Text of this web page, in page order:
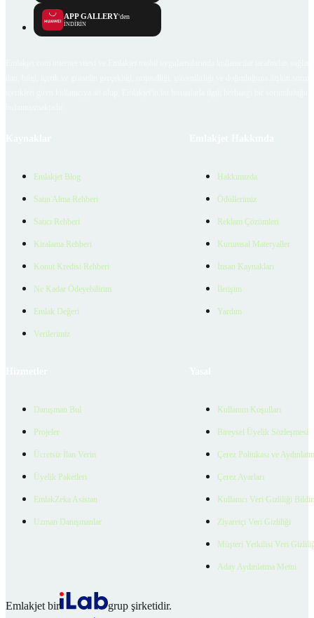
APP GALLERY'den
İNDİRİN
Emlakjet Blog
Satın Alma Rehberi
Satıcı Rehberi
Kiralama Rehberi
Konut Kredisi Rehberi
Ne Kadar Ödeyebilirim
Emlak Değeri
Verilerimiz
Hakkımızda
Ödüllerimiz
Reklam Çözümleri
Kurumsal Materyaller
İnsan Kaynakları
İletişim
Yardım
Danışman Bul
Projeler
Ücretsiz İlan Verin
Üyelik Paketleri
EmlakZeka Asistan
Uzman Danışmanlar
Kullanım Koşulları
Bireysel Üyelik Sözleşmesi
Çerez Politikası ve
Çerez Ayarları
Kullanıcı Veri Gizliliği
Ziyaretçi Veri Gizliliği
Müşteri Yetkilisi Veri
Aday Aydınlatma Metni
Emlakjet bir
grup şirketidir.